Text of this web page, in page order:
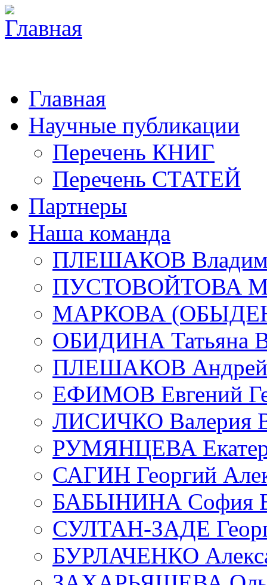
Главная
Научные публикации
Перечень КНИГ
Перечень СТАТЕЙ
Партнеры
Наша команда
ПЛЕШАКОВ
ПУСТОВОЙТОВА
МАРКОВА
ОБИДИНА Татьяна
ПЛЕШАКОВ Андрей
ЕФИМОВ Евгений
ЛИСИЧКО Валерия
РУМЯНЦЕВА
САГИН Георгий
БАБЫНИНА София
СУЛТАН-ЗАДЕ
БУРЛАЧЕНКО